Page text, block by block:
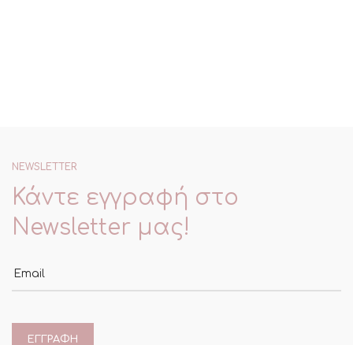
NEWSLETTER
Κάντε εγγραφή στο
Newsletter μας!